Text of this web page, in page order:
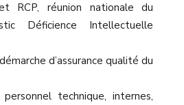
RCP, réunion nationale du
Déficience Intellectuelle
d’assurance qualité du
technique, internes,